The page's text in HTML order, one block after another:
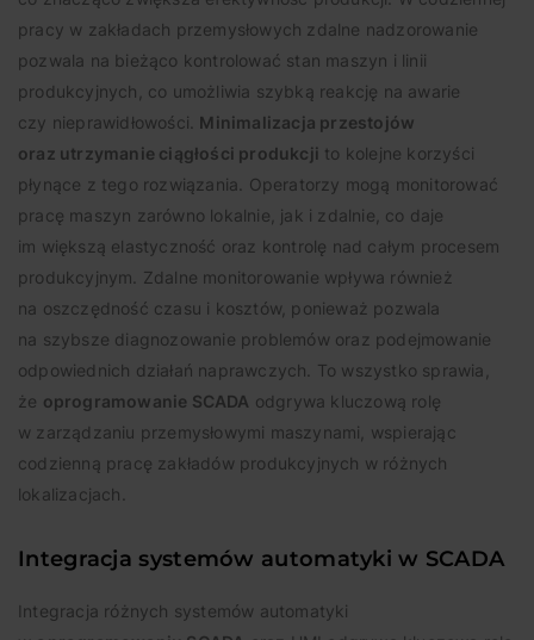
pracy w zakładach przemysłowych zdalne nadzorowanie
pozwala na bieżąco kontrolować stan maszyn i linii
produkcyjnych, co umożliwia szybką reakcję na awarie
czy nieprawidłowości. Minimalizacja przestojów
oraz utrzymanie ciągłości produkcji to kolejne korzyści
płynące z tego rozwiązania. Operatorzy mogą monitorować
pracę maszyn zarówno lokalnie, jak i zdalnie, co daje
im większą elastyczność oraz kontrolę nad całym procesem
produkcyjnym. Zdalne monitorowanie wpływa również
na oszczędność czasu i kosztów, ponieważ pozwala
na szybsze diagnozowanie problemów oraz podejmowanie
odpowiednich działań naprawczych. To wszystko sprawia,
że oprogramowanie SCADA odgrywa kluczową rolę
w zarządzaniu przemysłowymi maszynami, wspierając
codzienną pracę zakładów produkcyjnych w różnych
lokalizacjach.
Integracja systemów automatyki w SCADA
Integracja różnych systemów automatyki